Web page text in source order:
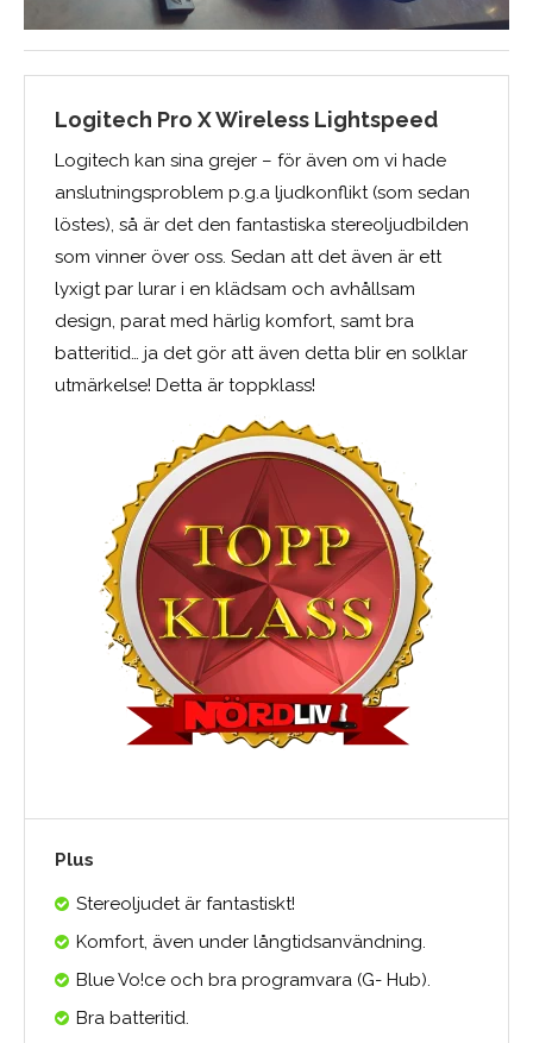
Logitech Pro X Wireless Lightspeed
Logitech kan sina grejer – för även om vi hade
anslutningsproblem p.g.a ljudkonflikt (som sedan
löstes), så är det den fantastiska stereoljudbilden
som vinner över oss. Sedan att det även är ett
lyxigt par lurar i en klädsam och avhållsam
design, parat med härlig komfort, samt bra
batteritid… ja det gör att även detta blir en solklar
utmärkelse! Detta är toppklass!
Plus
Stereoljudet är fantastiskt!
Komfort, även under långtidsanvändning.
Blue Vo!ce och bra programvara (G- Hub).
Bra batteritid.